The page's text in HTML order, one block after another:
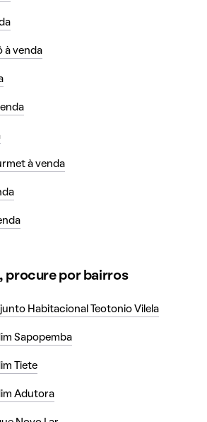
à venda
à venda
procure por bairros
Habitacional Teotonio Vilela
Sapopemba
Tiete
Adutora